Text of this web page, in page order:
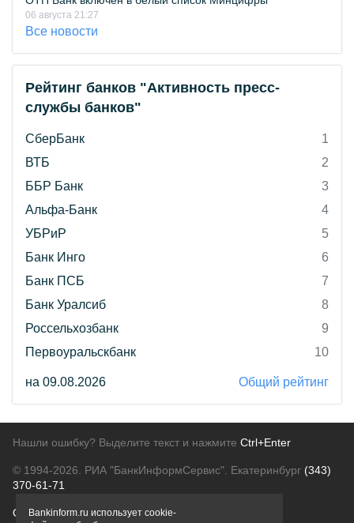
06 августа 21:27
Все новости
Рейтинг банков "Активность пресс-
службы банков"
СберБанк
1
ВТБ
2
ББР Банк
3
Альфа-Банк
4
УБРиР
5
Банк Инго
6
Банк ПСБ
7
Банк Уралсиб
8
Россельхозбанк
9
Первоуральскбанк
10
на 09.08.2026 Общий рейтинг
Нашли ошибку? Выделите текст и нажмите Ctrl+Enter
© 1994-2026. РИА "БанкИнформСервис". Екатеринбург (343)
370-61-71
О проектеПолитика конфиденциальности
Bankinform.ru использует cookie-